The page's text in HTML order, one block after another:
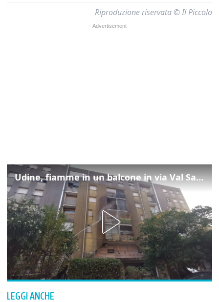
Riproduzione riservata © Il Piccolo
Udine, fiamme in un balcone in via Val Saisera: intervengono i pompieri
LEGGI ANCHE